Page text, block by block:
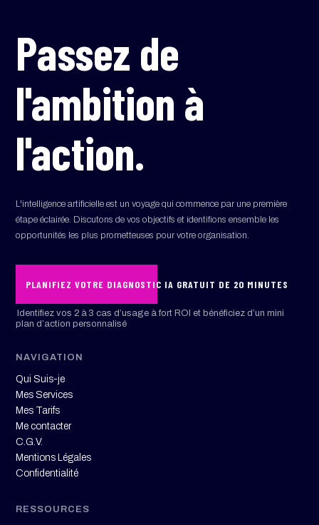
Passez de
l'ambition à
l'action.
L'intelligence artificielle est un voyage qui commence par une première
étape éclairée. Discutons de vos objectifs et identifions ensemble les
opportunités les plus prometteuses pour votre organisation.
PLANIFIEZ VOTRE DIAGNOSTIC IA GRATUIT DE 20 MINUTES
Identifiez vos 2 à 3 cas d’usage à fort ROI et bénéficiez d’un mini
plan d’action personnalisé
NAVIGATION
Qui Suis-je
Mes Services
Mes Tarifs
Me contacter
C.G.V.
Mentions Légales
Confidentialité
RESSOURCES